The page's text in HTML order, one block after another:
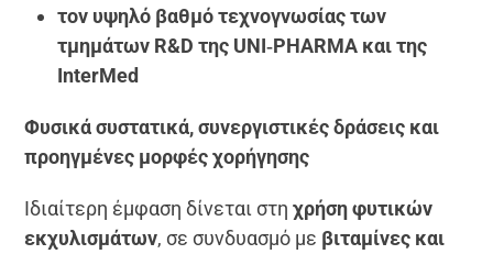
τον υψηλό βαθμό τεχνογνωσίας των
τμημάτων R&D της UNI‑PHARMA και της
InterMed
Φυσικά συστατικά, συνεργιστικές δράσεις και
προηγμένες μορφές χορήγησης
Ιδιαίτερη έμφαση δίνεται στηχρήση φυτικών
εκχυλισμάτων, σε συνδυασμό με βιταμίνες και